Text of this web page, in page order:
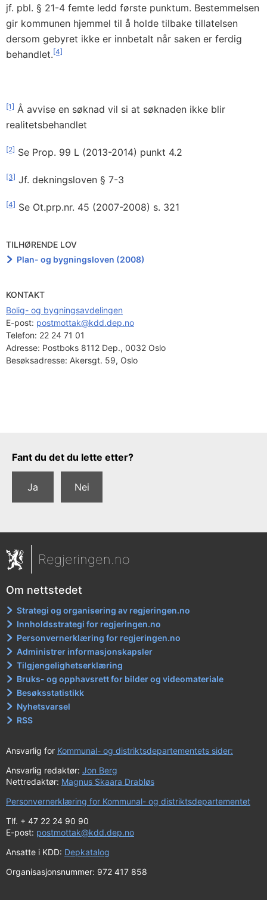
jf. pbl. § 21-4 femte ledd første punktum. Bestemmelsen
gir kommunen hjemmel til å holde tilbake tillatelsen
dersom gebyret ikke er innbetalt når saken er ferdig
behandlet. [4]
[1] Å avvise en søknad vil si at søknaden ikke blir
realitetsbehandlet
[2] Se Prop. 99 L (2013-2014) punkt 4.2
[3] Jf. dekningsloven § 7-3
[4] Se Ot.prp.nr. 45 (2007-2008) s. 321
TILHØRENDE LOV
Plan- og bygningsloven (2008)
KONTAKT
Bolig- og bygningsavdelingen
E-post: postmottak@kdd.dep.no
Telefon: 22 24 71 01
Adresse: Postboks 8112 Dep., 0032 Oslo
Besøksadresse: Akersgt. 59, Oslo
Tilbakemeldingsskjema
Fant du det du lette etter?
Ja Nei
Regjeringen.no
Om nettstedet
Strategi og organisering av regjeringen.no
Innholdsstrategi for regjeringen.no
Personvernerklæring for regjeringen.no
Administrer informasjonskapsler
Tilgjengelighetserklæring
Bruks- og opphavsrett for bilder og videomateriale
Besøksstatistikk
Nyhetsvarsel
RSS
Ansvarlig for Kommunal- og distriktsdepartementets sider:
Ansvarlig redaktør: Jon Berg
Nettredaktør: Magnus Skaara Drabløs
Personvernerklæring for Kommunal- og distriktsdepartementet
Tlf. + 47 22 24 90 90
E-post: postmottak@kdd.dep.no
Ansatte i KDD: Depkatalog
Organisasjonsnummer: 972 417 858